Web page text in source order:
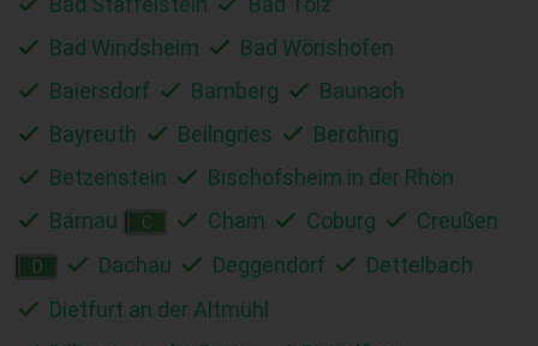
Bad Windsheim
Bad Wörishofen
Baiersdorf
Bamberg
Baunach
Bayreuth
Beilngries
Berching
Betzenstein
Bischofsheim in der Rhön
Bärnau
C Cham Coburg Creußen
D Dachau Deggendorf
Dettelbach
Dietfurt an der Altmühl